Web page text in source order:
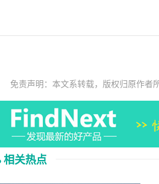
免责声明：本文系转载，版权归原作者
相关热点